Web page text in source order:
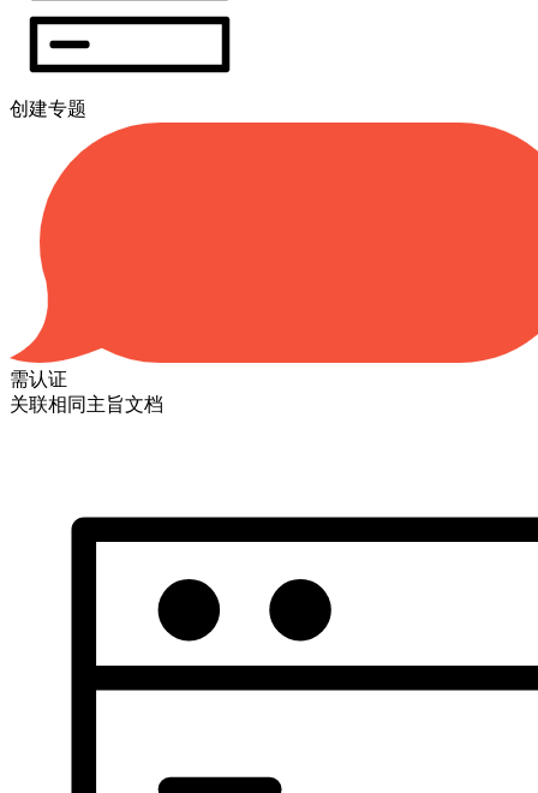
创建专题
需认证
关联相同主旨文档